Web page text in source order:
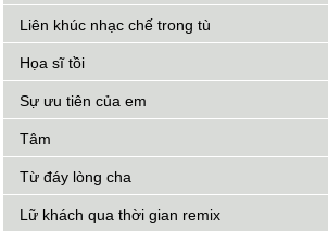
Liên khúc nhạc chế trong tù
Họa sĩ tồi
Sự ưu tiên của em
Tâm
Từ đáy lòng cha
Lữ khách qua thời gian remix